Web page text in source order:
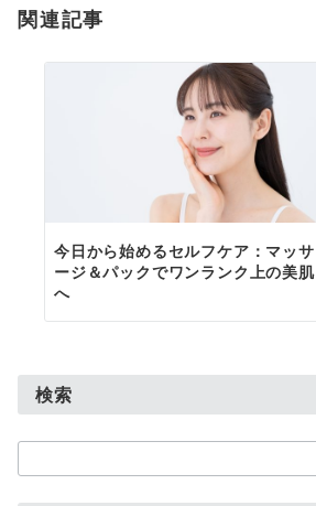
ン
関連記事
今日から始めるセルフケア：マッサ
ージ＆パックでワンランク上の美肌
へ
検索
索